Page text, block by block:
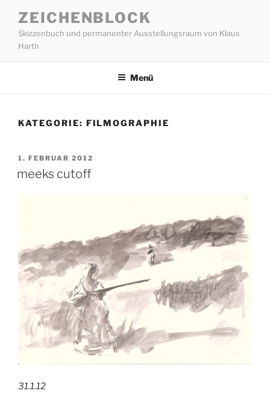
Inhalt
springen
ZEICHENBLOCK
Skizzenbuch und permanenter Ausstellungsraum von Klaus
Harth
Menü
KATEGORIE: FILMOGRAPHIE
VERÖFFENTLICHT
1. FEBRUAR 2012
meeks cutoff
31.1.12